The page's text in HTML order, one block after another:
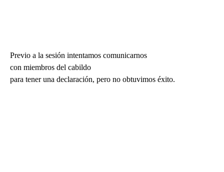
Previo a la sesión intentamos comunicarnos
con miembros del cabildo
para tener una declaración, pero no obtuvimos éxito.